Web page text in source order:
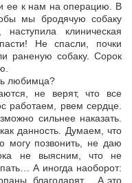
ее к нам на операцию. В
мы бродячую собаку
клиническая
Не спасли, почки
раненую собаку. Сорок
любимца?
не верят, что все
работаем, рвем сердце.
сильнее наказать.
данность. Думаем, что
могу позвонить, не даю
не выясним, что не
А иногда наоборот:
благодарят… А это